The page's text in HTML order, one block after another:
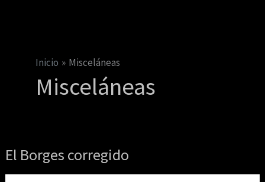
Inicio Misceláneas
Misceláneas
El Borges corregido
El